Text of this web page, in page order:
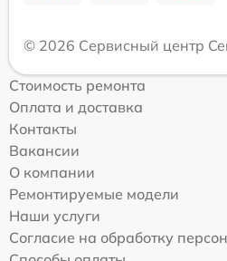
© 2026 Сервисный центр
Стоимость ремонта
Оплата и доставка
Контакты
Вакансии
О компании
Ремонтируемые модели
Наши услуги
Согласие на обработку